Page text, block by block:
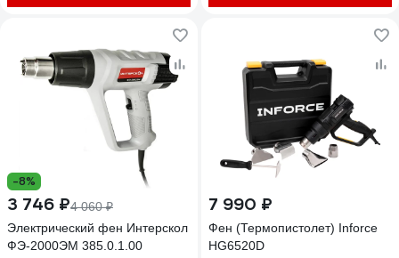
-8%
3 746 ₽4 060 ₽
Электрический фен Интерскол
ФЭ-2000ЭМ 385.0.1.00
7 990 ₽
Фен (Термопистолет) Inforce
HG6520D